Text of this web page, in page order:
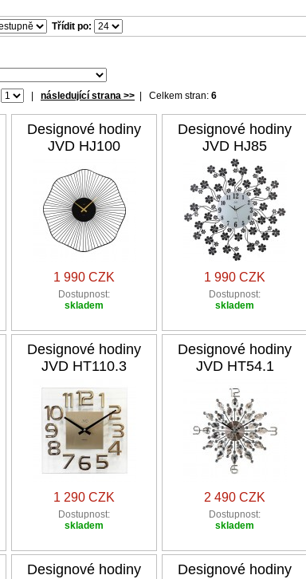
Třídit po:
následující strana >> | Celkem stran: 6
Designové hodiny
JVD HJ100
1 990 CZK
Dostupnost:
skladem
Designové hodiny
JVD HJ85
1 990 CZK
Dostupnost:
skladem
Designové hodiny
JVD HT110.3
1 290 CZK
Dostupnost:
skladem
Designové hodiny
JVD HT54.1
2 490 CZK
Dostupnost:
skladem
Designové hodiny
Designové hodiny